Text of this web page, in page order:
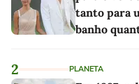
tanto para
banho
2 PLANETA